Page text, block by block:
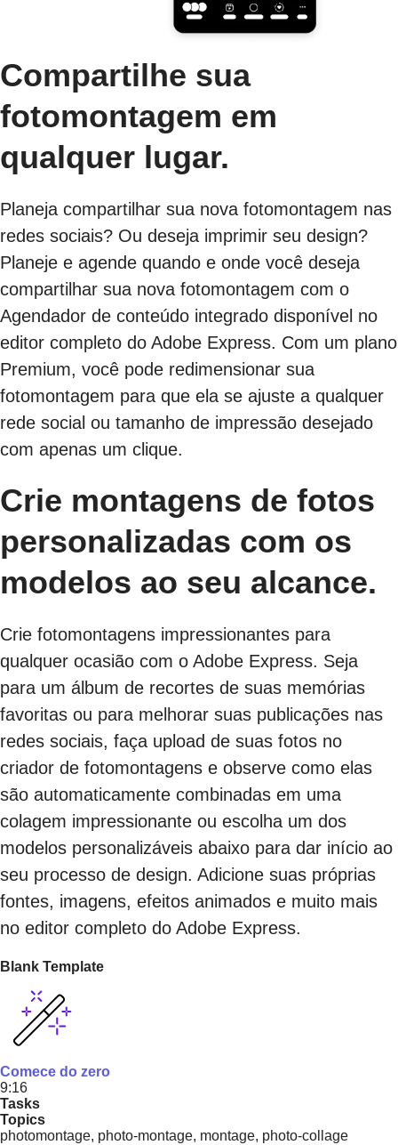
Compartilhe sua
fotomontagem em
qualquer lugar.
Planeja compartilhar sua nova fotomontagem nas
redes sociais? Ou deseja imprimir seu design?
Planeje e agende quando e onde você deseja
compartilhar sua nova fotomontagem com o
Agendador de conteúdo integrado disponível no
editor completo do Adobe Express. Com um plano
Premium, você pode redimensionar sua
fotomontagem para que ela se ajuste a qualquer
rede social ou tamanho de impressão desejado
com apenas um clique.
Crie montagens de fotos
personalizadas com os
modelos ao seu alcance.
Crie fotomontagens impressionantes para
qualquer ocasião com o Adobe Express. Seja
para um álbum de recortes de suas memórias
favoritas ou para melhorar suas publicações nas
redes sociais, faça upload de suas fotos no
criador de fotomontagens e observe como elas
são automaticamente combinadas em uma
colagem impressionante ou escolha um dos
modelos personalizáveis ​​abaixo para dar início ao
seu processo de design. Adicione suas próprias
fontes, imagens, efeitos animados e muito mais
no editor completo do Adobe Express.
Blank Template
Comece do zero
9:16
Tasks
Topics
photomontage, photo-montage, montage, photo-collage